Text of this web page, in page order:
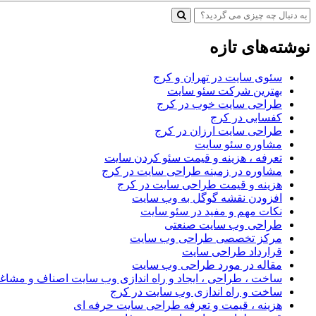
نوشته‌های تازه
سئوی سایت در تهران و کرج
بهترین شرکت سئو سایت
طراحی سایت خوب در کرج
کفسابی در کرج
طراحی سایت ارزان در کرج
مشاوره سئو سایت
تعرفه ، هزینه و قیمت سئو کردن سایت
مشاوره در زمینه طراحی سایت در کرج
هزینه و قیمت طراحی سایت در کرج
افزودن نقشه گوگل به وب سایت
نکات مهم و مفید در سئو سایت
طراحی وب سایت صنعتی
مرکز تخصصی طراحی وب سایت
قرارداد طراحی سایت
مقاله در مورد طراحی وب سایت
ساخت ، طراحی ، ایجاد و راه اندازی وب سایت اصناف و
ساخت و راه اندازی وب سایت در کرج
هزینه ، قیمت و تعرفه طراحی سایت حرفه ای